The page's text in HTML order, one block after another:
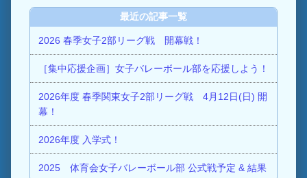
最近の記事一覧
2026 春季女子2部リーグ戦 開幕戦！
［集中応援企画］女子バレーボール部を応援しよう！
2026年度 春季関東女子2部リーグ戦 4月12日(日) 開
幕！
2026年度 入学式！
2025 体育会女子バレーボール部 公式戦予定 & 結果